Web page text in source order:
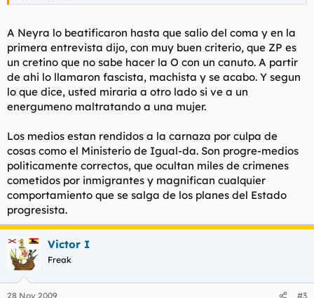
A Neyra lo beatificaron hasta que salio del coma y en la
primera entrevista dijo, con muy buen criterio, que ZP es
un cretino que no sabe hacer la O con un canuto. A partir
de ahi lo llamaron fascista, machista y se acabo. Y segun
lo que dice, usted miraria a otro lado si ve a un
energumeno maltratando a una mujer.
Los medios estan rendidos a la carnaza por culpa de
cosas como el Ministerio de Igual-da. Son progre-medios
politicamente correctos, que ocultan miles de crimenes
cometidos por inmigrantes y magnifican cualquier
comportamiento que se salga de los planes del Estado
progresista.
Victor I
Freak
28 Nov 2009 #3